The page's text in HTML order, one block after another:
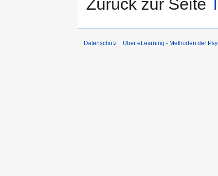
Zurück zur Seite
Datenschutz Über eLearning - Methoden der